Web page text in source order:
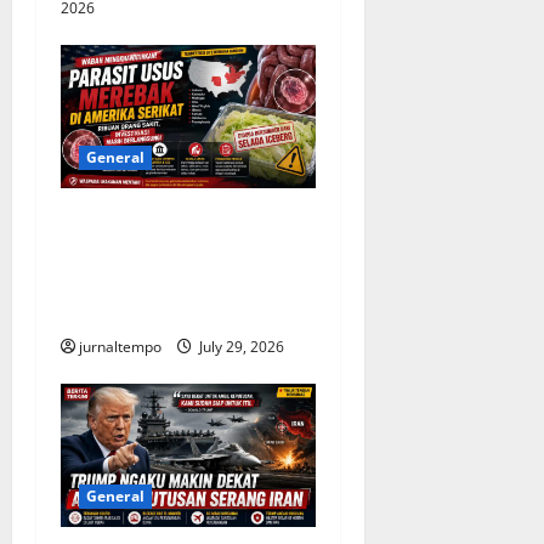
2026
General
jurnaltempo July 29, 2026
General